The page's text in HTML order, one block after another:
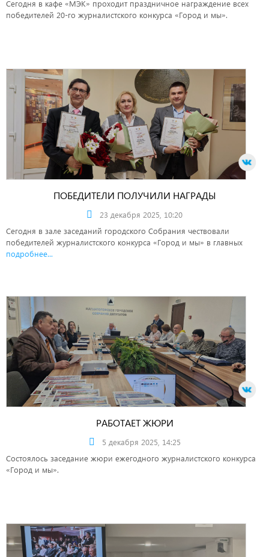
Сегодня в кафе «МЭК» проходит праздничное награждение всех
победителей 20-го журналистского конкурса «Город и мы».
ПОБЕДИТЕЛИ ПОЛУЧИЛИ НАГРАДЫ
23 декабря 2025, 10:20
Сегодня в зале заседаний городского Собрания чествовали
победителей журналистского конкурса «Город и мы» в главных
подробнее...
РАБОТАЕТ ЖЮРИ
5 декабря 2025, 14:25
Состоялось заседание жюри ежегодного журналистского конкурса
«Город и мы».